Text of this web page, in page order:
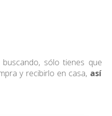
sólo tienes que
y recibirlo en casa, así